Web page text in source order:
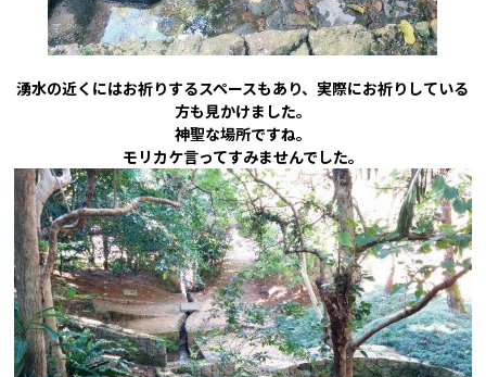
湧水の近くにはお祈りするスペースもあり、実際にお祈りしている
方も見かけました。
神聖な場所ですね。
モリカケ言ってすみませんでした。